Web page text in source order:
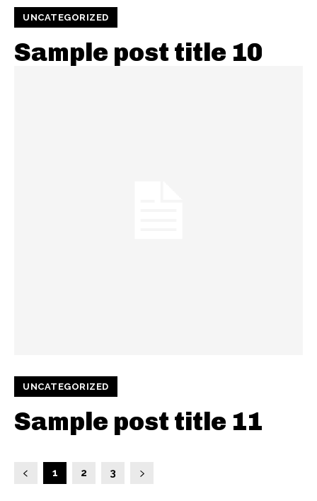
UNCATEGORIZED
Sample post title 10
UNCATEGORIZED
Sample post title 11
1 2 3